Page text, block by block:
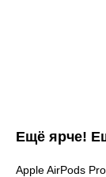
Ещё ярче!
Apple AirPods